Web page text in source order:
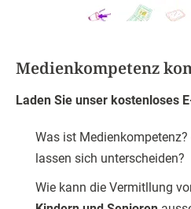
Medienkompetenz
Laden Sie unser kostenloses
Was ist Medienkompetenz?
lassen sich unterscheiden?
Wie kann die Vermitllung